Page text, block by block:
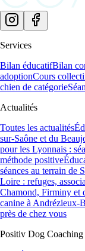
Services
Bilan éducatifBilan
adoptionCours
chien de catégorie
Actualités
Toutes les actualités
sur-Saône et du
pour les Lyonnais :
méthode positive
séances au terrain de
Loire : refuges,
Chamond, Firminy et
canine à Andrézieux-
près de chez vous
Positiv Dog Coaching